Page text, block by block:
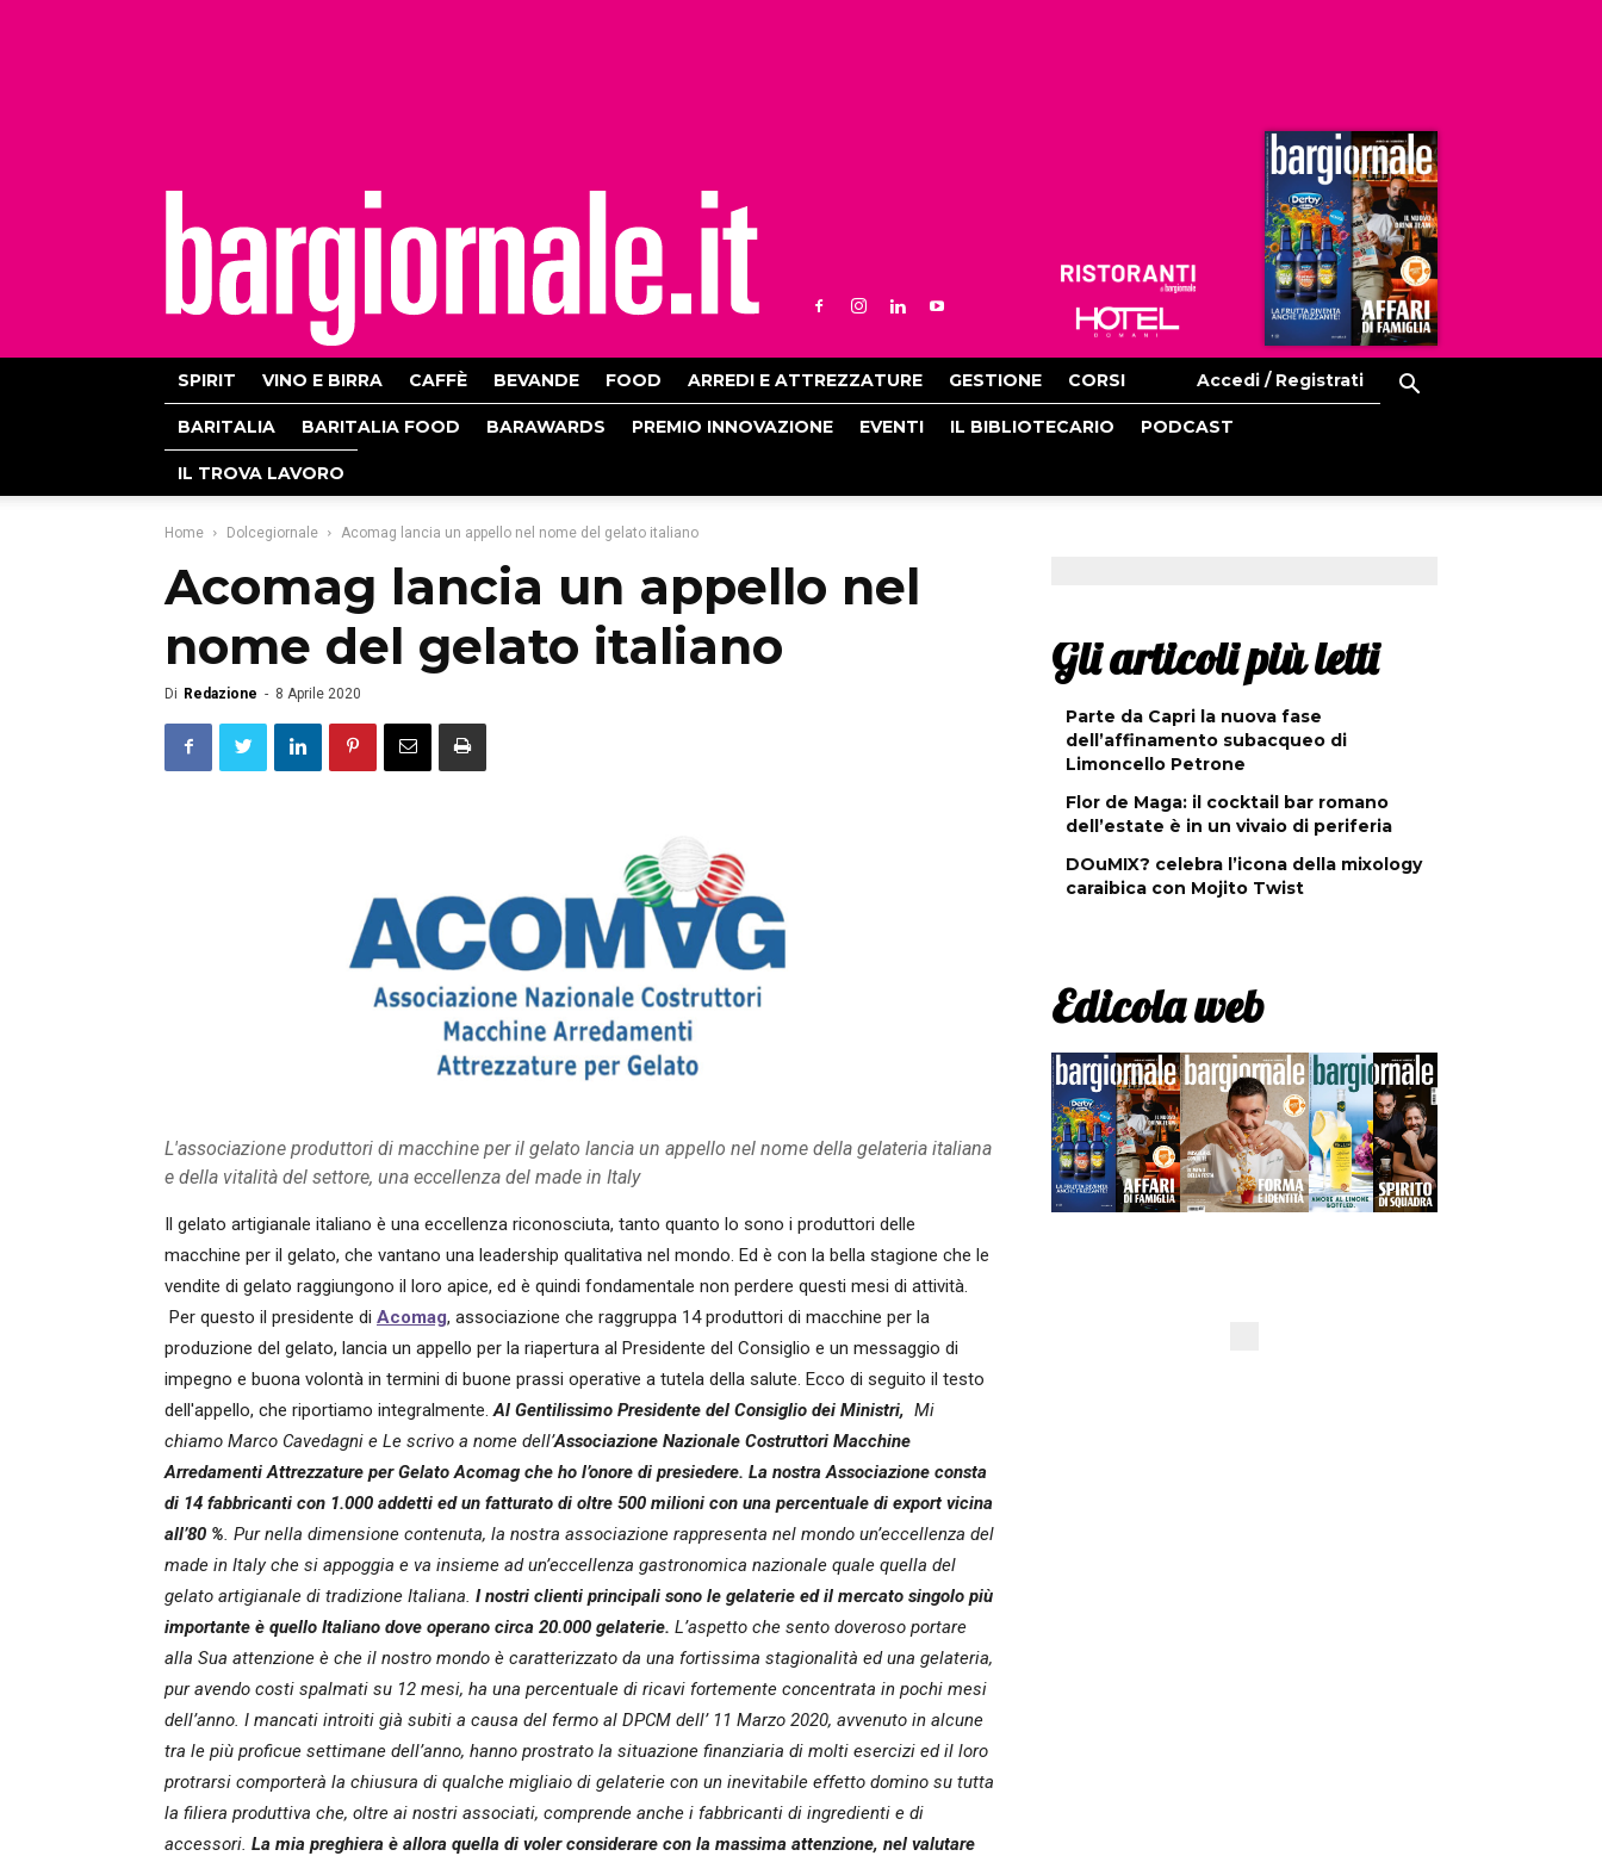
Ristoranti
Hoteldomani
SPIRIT VINO E BIRRA CAFFÈ BEVANDE FOOD ARREDI E ATTREZZATURE GESTIONE CORSI Accedi / Registrati
BARITALIA BARITALIA FOOD BARAWARDS PREMIO INNOVAZIONE EVENTI IL BIBLIOTECARIO PODCAST
IL TROVA LAVORO
Home Dolcegiornale Acomag lancia un appello nel nome del gelato italiano
Acomag lancia un appello nel
nome del gelato italiano
Di Redazione - 8 Aprile 2020
L'associazione produttori di macchine per il gelato lancia un appello nel nome della gelateria italiana
e della vitalità del settore, una eccellenza del made in Italy
Il gelato artigianale italiano è una eccellenza riconosciuta, tanto quanto lo sono i produttori delle
macchine per il gelato, che vantano una leadership qualitativa nel mondo. Ed è con la bella stagione che le
vendite di gelato raggiungono il loro apice, ed è quindi fondamentale non perdere questi mesi di attività.
Per questo il presidente di Acomag, associazione che raggruppa 14 produttori di macchine per la
produzione del gelato, lancia un appello per la riapertura al Presidente del Consiglio e un messaggio di
impegno e buona volontà in termini di buone prassi operative a tutela della salute. Ecco di seguito il testo
dell'appello, che riportiamo integralmente.Al Gentilissimo Presidente del Consiglio dei Ministri, Mi
chiamo Marco Cavedagni e Le scrivo a nome dell’Associazione Nazionale Costruttori Macchine
Arredamenti Attrezzature per Gelato Acomag che ho l’onore di presiedere. La nostra Associazione consta
di 14 fabbricanti con 1.000 addetti ed un fatturato di oltre 500 milioni con una percentuale di export vicina
all’80 %. Pur nella dimensione contenuta, la nostra associazione rappresenta nel mondo un’eccellenza del
made in Italy che si appoggia e va insieme ad un’eccellenza gastronomica nazionale quale quella del
gelato artigianale di tradizione Italiana. I nostri clienti principali sono le gelaterie ed il mercato singolo più
importante è quello Italiano dove operano circa 20.000 gelaterie. L’aspetto che sento doveroso portare
alla Sua attenzione è che il nostro mondo è caratterizzato da una fortissima stagionalità ed una gelateria,
pur avendo costi spalmati su 12 mesi, ha una percentuale di ricavi fortemente concentrata in pochi mesi
dell’anno. I mancati introiti già subiti a causa del fermo al DPCM dell’ 11 Marzo 2020, avvenuto in alcune
tra le più proficue settimane dell’anno, hanno prostrato la situazione finanziaria di molti esercizi ed il loro
protrarsi comporterà la chiusura di qualche migliaio di gelaterie con un inevitabile effetto domino su tutta
la filiera produttiva che, oltre ai nostri associati, comprende anche i fabbricanti di ingredienti e di
accessori. La mia preghiera è allora quella di voler considerare con la massima attenzione, nel valutare
Gli articoli più letti
Parte da Capri la nuova fase
dell’affinamento subacqueo di
Limoncello Petrone
Flor de Maga: il cocktail bar romano
dell’estate è in un vivaio di periferia
DOuMIX? celebra l’icona della mixology
caraibica con Mojito Twist
Edicola web